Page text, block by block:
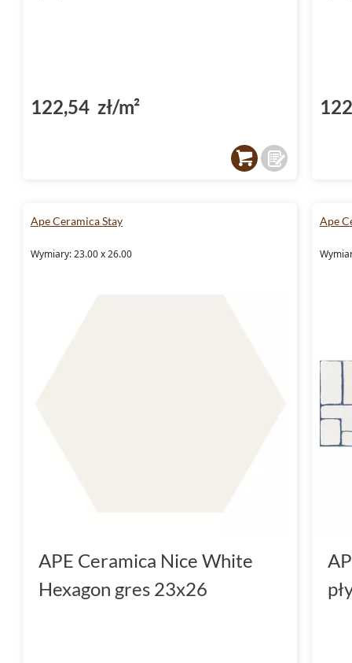
122,54 zł/m²
Ape Ceramica Stay
Wymiary: 23.00 x 26.00
APE Ceramica Nice White
Hexagon gres 23x26
Ape